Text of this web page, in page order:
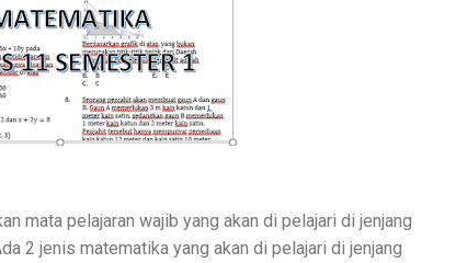
mata pelajaran wajib yang akan di pelajari di jenjang
2 jenis matematika yang akan di pelajari di jenjang